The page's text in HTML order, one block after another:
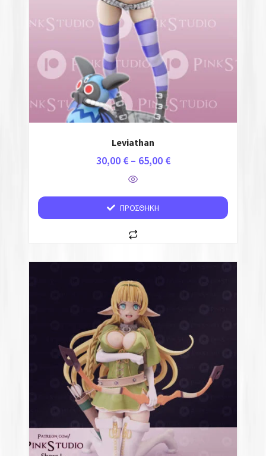
ΥΠΗΡΕΣΙΕΣ 3D PRINTING
ΚΑΤΑΣΚΕΥΗ ΙΣΤΟΣΕΛΙΔΩΝ
ΑΝ. ΑΠΟΣΤΟΛΗΣ
Leviathan
30,00 € – 65,00 €
ΠΡΟΣΘΉΚΗ